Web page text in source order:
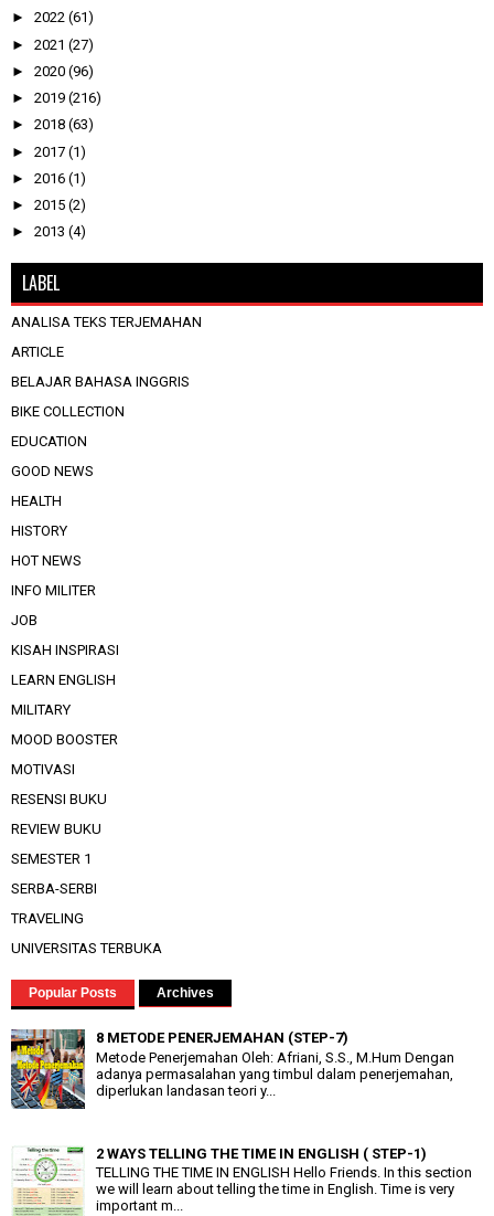
► 2022 (61)
► 2021 (27)
► 2020 (96)
► 2019 (216)
► 2018 (63)
► 2017 (1)
► 2016 (1)
► 2015 (2)
► 2013 (4)
LABEL
ANALISA TEKS TERJEMAHAN
ARTICLE
BELAJAR BAHASA INGGRIS
BIKE COLLECTION
EDUCATION
GOOD NEWS
HEALTH
HISTORY
HOT NEWS
INFO MILITER
JOB
KISAH INSPIRASI
LEARN ENGLISH
MILITARY
MOOD BOOSTER
MOTIVASI
RESENSI BUKU
REVIEW BUKU
SEMESTER 1
SERBA-SERBI
TRAVELING
UNIVERSITAS TERBUKA
Popular Posts Archives
8 METODE PENERJEMAHAN (STEP-7)
Metode Penerjemahan Oleh: Afriani, S.S., M.Hum Dengan
adanya permasalahan yang timbul dalam penerjemahan,
diperlukan landasan teori y...
2 WAYS TELLING THE TIME IN ENGLISH ( STEP-1)
TELLING THE TIME IN ENGLISH Hello Friends. In this section
we will learn about telling the time in English. Time is very
important m...